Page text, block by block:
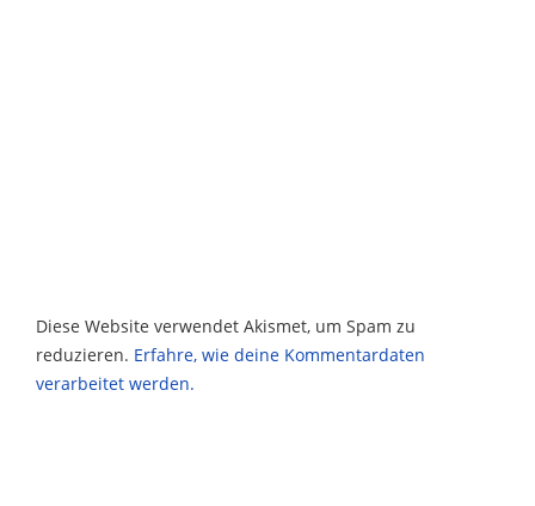
Diese Website verwendet Akismet, um Spam zu
reduzieren. Erfahre, wie deine Kommentardaten
verarbeitet werden.